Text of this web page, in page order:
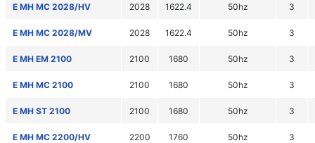
E MH MC 2028/HV 2028 1622.4 50hz 3
E MH MC 2028/MV 2028 1622.4 50hz 3
E MH EM 2100 2100 1680 50hz 3
E MH MC 2100 2100 1680 50hz 3
E MH ST 2100 2100 1680 50hz 3
E MH MC 2200/HV 2200 1760 50hz 3